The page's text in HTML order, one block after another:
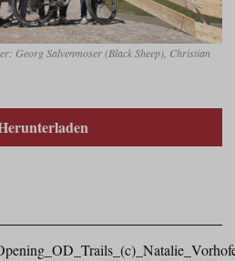
Georg Salvenmoser (Black Sheep), Christian